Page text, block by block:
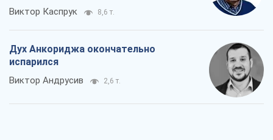
Виктор Каспрук 8,6 т.
Дух Анкориджа окончательно
испарился
Виктор Андрусив 2,6 т.